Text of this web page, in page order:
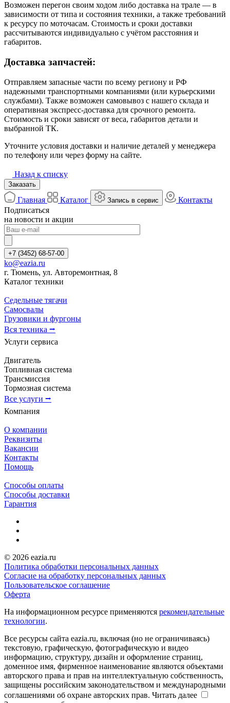
Возможен перегон своим ходом либо доставка на трале — в
зависимости от типа и состояния техники, а также требований
к ресурсу по моточасам. Стоимость и сроки доставки
рассчитываются индивидуально с учётом расстояния и
габаритов.
Доставка запчастей:
Отправляем запасные части по всему региону и РФ
надежными транспортными компаниями (или курьерскими
службами). Также возможен самовывоз с нашего склада и
оперативная экспресс-доставка для срочного ремонта.
Стоимость и сроки зависят от веса, габаритов детали и
выбранной ТК.
Уточните условия доставки и наличие деталей у менеджера
по телефону или через форму на сайте.
Назад к списку
Заказать
Главная Каталог Запись в сервис
Контакты
Подписаться
на новости и акции
+7 (3452) 68-57-00
ko@eazia.ru
г. Тюмень, ул. Авторемонтная, 8
Каталог техники
Седельные тягачи
Самосвалы
Грузовики и фургоны
Вся техника ⭢
Услуги сервиса
Двигатель
Топливная система
Трансмиссия
Тормозная система
Все услуги ⭢
Компания
О компании
Реквизиты
Вакансии
Контакты
Помощь
Способы оплаты
Способы доставки
Гарантия
© 2026 eazia.ru
Политика обработки персональных данных
Согласие на обработку персональных данных
Пользовательское соглашение
Оферта
На информационном ресурсе применяются рекомендательные
технологии.
Все ресурсы сайта eazia.ru, включая (но не ограничиваясь)
текстовую, графическую, фотографическую и видео
информацию, структуру, дизайн и оформление страниц,
доменное имя, фирменное наименование являются объектами
авторского права и прав на интеллектуальную собственность,
защищены российским законодательством и международными
соглашениями об охране авторских прав. Читать далее